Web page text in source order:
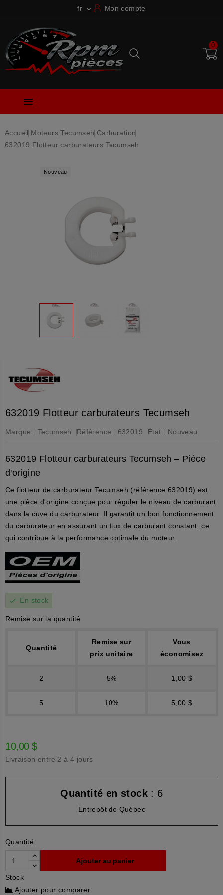
fr  Mon compte
0

Accueil Moteurs Tecumseh Carburation
632019 Flotteur carburateurs Tecumseh
Nouveau
632019 Flotteur carburateurs Tecumseh
Marque : Tecumseh Référence : 632019 État : Nouveau
632019 Flotteur carburateurs Tecumseh – Pièce
d'origine
Ce flotteur de carburateur Tecumseh (référence 632019) est
une pièce d'origine conçue pour réguler le niveau de carburant
dans la cuve du carburateur. Il garantit un bon fonctionnement
du carburateur en assurant un flux de carburant constant, ce
qui contribue à la performance optimale du moteur.
check En stock
Remise sur la quantité
Quantité
Remise sur
prix unitaire
Vous
économisez
2 5% 1,00 $
5 10% 5,00 $
10,00 $
Livraison entre 2 à 4 jours
Quantité en stock : 6
Entrepôt de Québec
Quantité
Ajouter au panier
Stock
Ajouter pour comparer